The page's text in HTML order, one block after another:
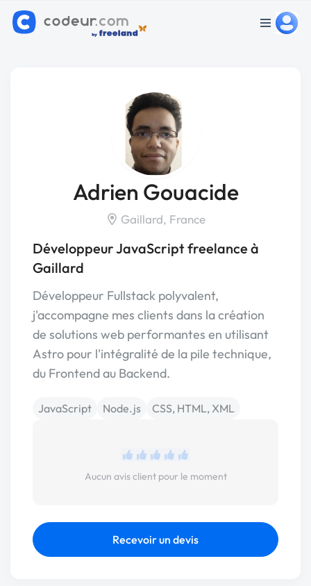
Adrien Gouacide
Gaillard, France
Développeur JavaScript freelance à
Gaillard
Développeur Fullstack polyvalent,
j'accompagne mes clients dans la création
de solutions web performantes en utilisant
Astro pour l'intégralité de la pile technique,
du Frontend au Backend.
JavaScript Node.js CSS, HTML, XML
Aucun avis client pour le moment
Recevoir un devis